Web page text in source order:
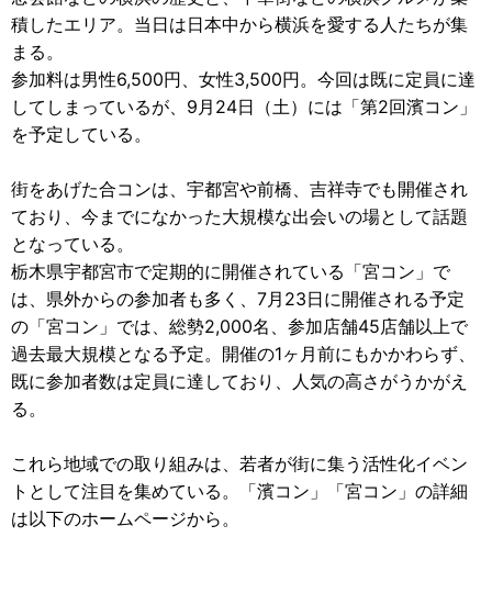
積したエリア。当日は日本中から横浜を愛する人たちが集
まる。
参加料は男性6,500円、女性3,500円。今回は既に定員に達
してしまっているが、9月24日（土）には「第2回濱コン」
を予定している。
街をあげた合コンは、宇都宮や前橋、吉祥寺でも開催され
ており、今までになかった大規模な出会いの場として話題
となっている。
栃木県宇都宮市で定期的に開催されている「宮コン」で
は、県外からの参加者も多く、7月23日に開催される予定
の「宮コン」では、総勢2,000名、参加店舗45店舗以上で
過去最大規模となる予定。開催の1ヶ月前にもかかわらず、
既に参加者数は定員に達しており、人気の高さがうかがえ
る。
これら地域での取り組みは、若者が街に集う活性化イベン
トとして注目を集めている。「濱コン」「宮コン」の詳細
は以下のホームページから。